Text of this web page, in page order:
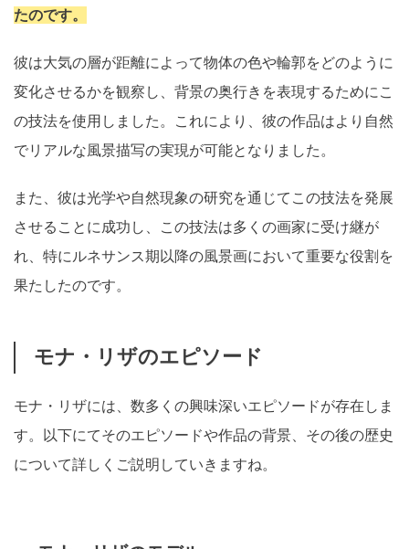
たのです。
彼は大気の層が距離によって物体の色や輪郭をどのように
変化させるかを観察し、背景の奥行きを表現するためにこ
の技法を使用しました。これにより、彼の作品はより自然
でリアルな風景描写の実現が可能となりました。
また、彼は光学や自然現象の研究を通じてこの技法を発展
させることに成功し、この技法は多くの画家に受け継が
れ、特にルネサンス期以降の風景画において重要な役割を
果たしたのです。
モナ・リザのエピソード
モナ・リザには、数多くの興味深いエピソードが存在しま
す。以下にてそのエピソードや作品の背景、その後の歴史
について詳しくご説明していきますね。